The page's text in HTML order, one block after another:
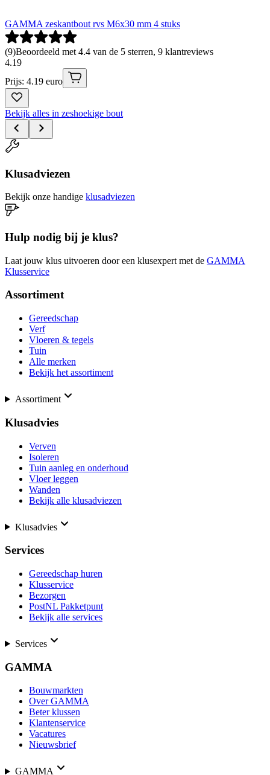
GAMMA zeskantbout rvs M6x30 mm 4 stuks
(9)Beoordeeld met 4.4 van de 5 sterren, 9 klantreviews
4.19
Prijs: 4.19 euro
Bekijk alles in zeshoekige bout
Klusadviezen
Bekijk onze handige klusadviezen
Hulp nodig bij je klus?
Laat jouw klus uitvoeren door een klusexpert met de GAMMA
Klusservice
Assortiment
Gereedschap
Verf
Vloeren & tegels
Tuin
Alle merken
Bekijk het assortiment
Assortiment
Klusadvies
Verven
Isoleren
Tuin aanleg en onderhoud
Vloer leggen
Wanden
Bekijk alle klusadviezen
Klusadvies
Services
Gereedschap huren
Klusservice
Bezorgen
PostNL Pakketpunt
Bekijk alle services
Services
GAMMA
Bouwmarkten
Over GAMMA
Beter klussen
Klantenservice
Vacatures
Nieuwsbrief
GAMMA